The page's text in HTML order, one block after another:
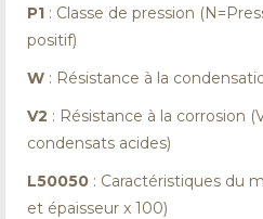
P1 : Classe de pression
positif)
W : Résistance à la
V2 : Résistance à la corrosion
condensats acides)
L50050 : Caractéristiques du
et épaisseur x 100)